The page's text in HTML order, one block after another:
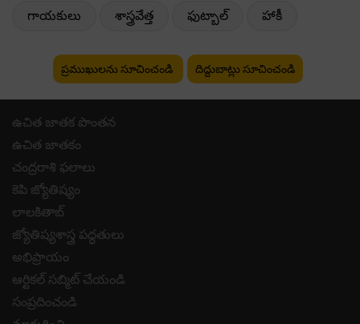
గాయకులు శాస్త్రవేత్త ఫుట్బాల్ హాకీ
ప్రముఖులను సూచించండి దిద్దుబాట్లు సూచించండి
ఉచిత జాతక పొంతన
ఉచిత జాతకం
చంద్రరాశి ఫలాలు
కెపి జ్యోతిష్యం
లాలకితాబ్
జ్యోతిష్యశాస్త్ర పద్ధతులు
అభిప్రాయం
ఆర్టికల్ సబ్మిట్ చేయండి
సంప్రదించండి